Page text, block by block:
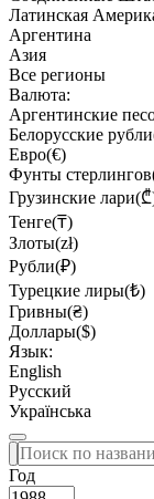
Латинская
Аргентина
Азия
Все регионы
Валюта:
Аргентинские
Белорусские
Евро(€)
Фунты
Грузинские
Тенге(₸)
Злоты(zł)
Рубли(₽)
Турецкие лиры(₺)
Гривны(₴)
Доллары($)
Язык:
English
Русский
Українська
Год